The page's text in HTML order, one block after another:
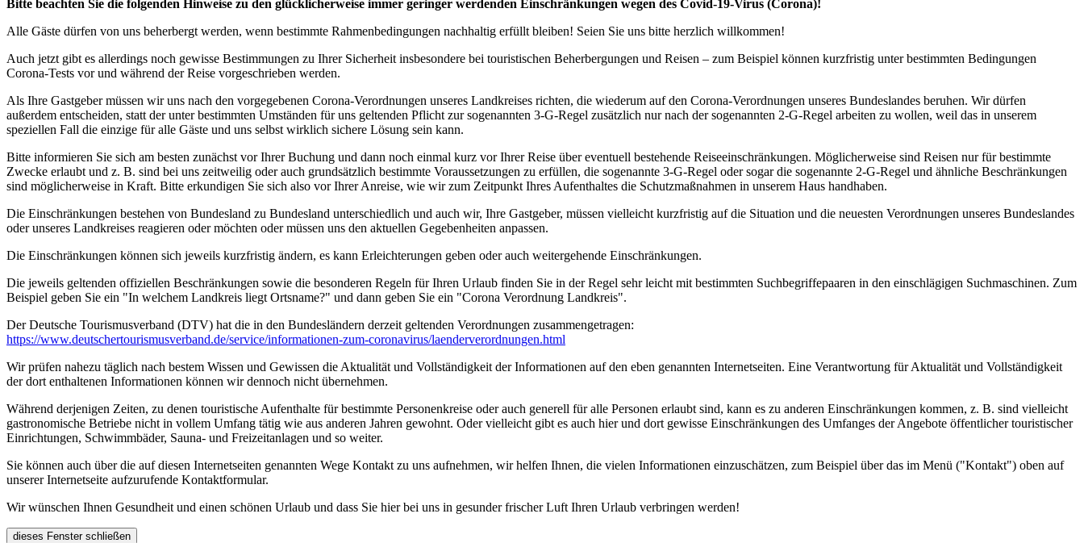
Bitte beachten Sie die folgenden Hinweise zu den glücklicherweise immer geringer werdenden Einschränkungen wegen des Covid-19-Virus (Corona)!
Alle Gäste dürfen von uns beherbergt werden, wenn bestimmte Rahmenbedingungen nachhaltig erfüllt bleiben! Seien Sie uns bitte herzlich willkommen!
Auch jetzt gibt es allerdings noch gewisse Bestimmungen zu Ihrer Sicherheit insbesondere bei touristischen Beherbergungen und Reisen – zum Beispiel können kurzfristig unter bestimmten Bedingungen
Corona-Tests vor und während der Reise vorgeschrieben werden.
Als Ihre Gastgeber müssen wir uns nach den vorgegebenen Corona-Verordnungen unseres Landkreises richten, die wiederum auf den Corona-Verordnungen unseres Bundeslandes beruhen. Wir dürfen
außerdem entscheiden, statt der unter bestimmten Umständen für uns geltenden Pflicht zur sogenannten 3-G-Regel zusätzlich nur nach der sogenannten 2-G-Regel arbeiten zu wollen, weil das in unserem
speziellen Fall die einzige für alle Gäste und uns selbst wirklich sichere Lösung sein kann.
Bitte informieren Sie sich am besten zunächst vor Ihrer Buchung und dann noch einmal kurz vor Ihrer Reise über eventuell bestehende Reiseeinschränkungen. Möglicherweise sind Reisen nur für bestimmte
Zwecke erlaubt und z. B. sind bei uns zeitweilig oder auch grundsätzlich bestimmte Voraussetzungen zu erfüllen, die sogenannte 3-G-Regel oder sogar die sogenannte 2-G-Regel und ähnliche Beschränkungen
sind möglicherweise in Kraft. Bitte erkundigen Sie sich also vor Ihrer Anreise, wie wir zum Zeitpunkt Ihres Aufenthaltes die Schutzmaßnahmen in unserem Haus handhaben.
Die Einschränkungen bestehen von Bundesland zu Bundesland unterschiedlich und auch wir, Ihre Gastgeber, müssen vielleicht kurzfristig auf die Situation und die neuesten Verordnungen unseres Bundeslandes
oder unseres Landkreises reagieren oder möchten oder müssen uns den aktuellen Gegebenheiten anpassen.
Die Einschränkungen können sich jeweils kurzfristig ändern, es kann Erleichterungen geben oder auch weitergehende Einschränkungen.
Die jeweils geltenden offiziellen Beschränkungen sowie die besonderen Regeln für Ihren Urlaub finden Sie in der Regel sehr leicht mit bestimmten Suchbegriffepaaren in den einschlägigen Suchmaschinen. Zum
Beispiel geben Sie ein "In welchem Landkreis liegt Ortsname?" und dann geben Sie ein "Corona Verordnung Landkreis".
Der Deutsche Tourismusverband (DTV) hat die in den Bundesländern derzeit geltenden Verordnungen zusammengetragen:
https://www.deutscher­tourismusverband.de/­service/­informationen-zum-coronavirus/­laenderverordnungen.html
Wir prüfen nahezu täglich nach bestem Wissen und Gewissen die Aktualität und Vollständigkeit der Informationen auf den eben genannten Internetseiten. Eine Verantwortung für Aktualität und Vollständigkeit
der dort enthaltenen Informationen können wir dennoch nicht übernehmen.
Während derjenigen Zeiten, zu denen touristische Aufenthalte für bestimmte Personenkreise oder auch generell für alle Personen erlaubt sind, kann es zu anderen Einschränkungen kommen, z. B. sind vielleicht
gastronomische Betriebe nicht in vollem Umfang tätig wie aus anderen Jahren gewohnt. Oder vielleicht gibt es auch hier und dort gewisse Einschränkungen des Umfanges der Angebote öffentlicher touristischer
Einrichtungen, Schwimmbäder, Sauna- und Freizeitanlagen und so weiter.
Sie können auch über die auf diesen Internetseiten genannten Wege Kontakt zu uns aufnehmen, wir helfen Ihnen, die vielen Informationen einzuschätzen, zum Beispiel über das im Menü ("Kontakt") oben auf
unserer Internetseite aufzurufende Kontaktformular.
Wir wünschen Ihnen Gesundheit und einen schönen Urlaub und dass Sie hier bei uns in gesunder frischer Luft Ihren Urlaub verbringen werden!
dieses Fenster schließen